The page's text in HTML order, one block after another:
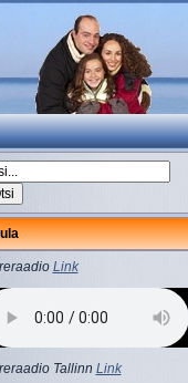
Link
Tallinn Link